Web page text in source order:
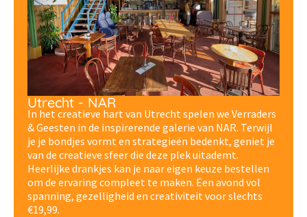
Utrecht - NAR
In het creatieve hart van Utrecht spelen we Verraders
& Geesten in de inspirerende galerie van NAR. Terwijl
je je bondjes vormt en strategieën bedenkt, geniet je
van de creatieve sfeer die deze plek uitademt.
Heerlijke drankjes kan je naar eigen keuze bestellen
om de ervaring compleet te maken. Een avond vol
spanning, gezelligheid en creativiteit voor slechts
€19,99.